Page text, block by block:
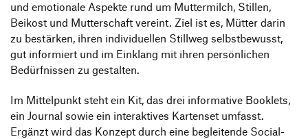
und emotionale Aspekte rund um Muttermilch, Stillen,
Beikost und Mutterschaft vereint. Ziel ist es, Mütter darin
zu bestärken, ihren individuellen Stillweg selbstbewusst,
gut informiert und im Einklang mit ihren persönlichen
Bedürfnissen zu gestalten.
Im Mittelpunkt steht ein Kit, das drei informative Booklets,
ein Journal sowie ein interaktives Kartenset umfasst.
Ergänzt wird das Konzept durch eine begleitende Social-